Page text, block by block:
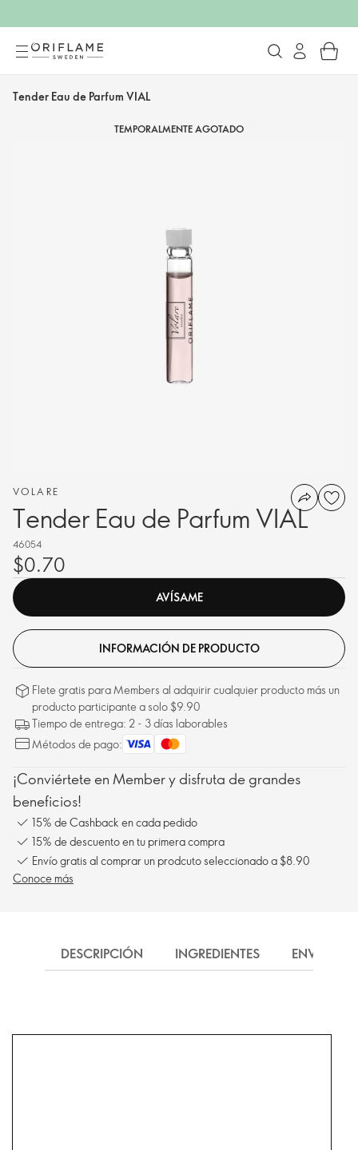
Tender Eau de Parfum VIAL
TEMPORALMENTE AGOTADO
VOLARE
Tender Eau de Parfum VIAL
46054
$0.70
AVÍSAME
INFORMACIÓN DE PRODUCTO
Flete gratis para Members al adquirir cualquier producto más un
producto participante a solo $9.90
Tiempo de entrega: 2 - 3 días laborables
Métodos de pago:
¡Conviértete en Member y disfruta de grandes
beneficios!
15% de Cashback en cada pedido
15% de descuento en tu primera compra
Envío gratis al comprar un prodcuto seleccionado a $8.90
Conoce más
DESCRIPCIÓN INGREDIENTES ENVÍO